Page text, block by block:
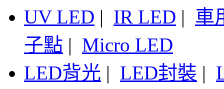
UV LED | IR LED | 車
子點 | Micro LED
LED背光 | LED封裝 |